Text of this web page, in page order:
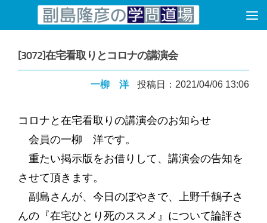
コンテンツへスキップ
[3072]在宅看取りとコロナの講演会
一柳 洋 投稿日：2021/04/06 13:06
コロナと在宅看取りの講演会のお知らせ
会員の一柳 洋です。
重たい掲示版をお借りして、講演会の告知を
させて頂きます。
副島さんが、今日のぼやきで、上野千鶴子さ
んの『在宅ひとり死のススメ』について論評さ